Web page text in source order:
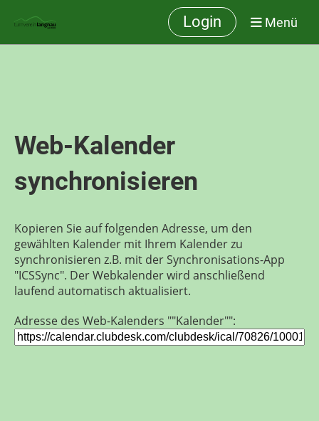
Login Menü
Web-Kalender
synchronisieren
Kopieren Sie auf folgenden Adresse, um den
gewählten Kalender mit Ihrem Kalender zu
synchronisieren z.B. mit der Synchronisations-App
"ICSSync". Der Webkalender wird anschließend
laufend automatisch aktualisiert.
Adresse des Web-Kalenders ""Kalender"":